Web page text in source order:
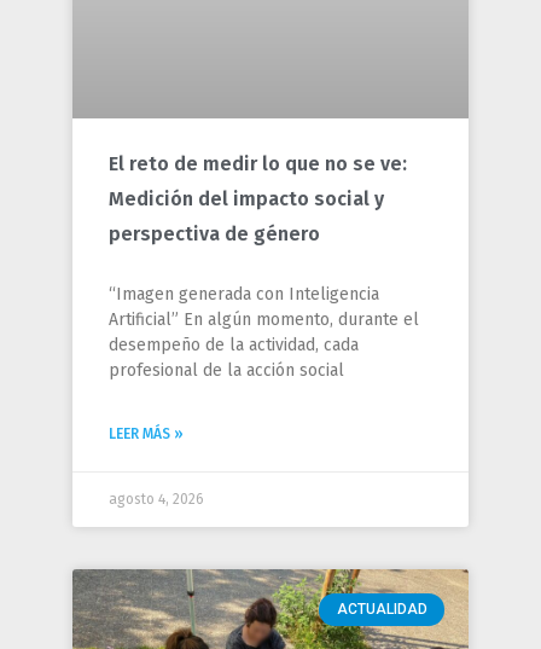
El reto de medir lo que no se ve:
Medición del impacto social y
perspectiva de género
“Imagen generada con Inteligencia
Artificial” En algún momento, durante el
desempeño de la actividad, cada
profesional de la acción social
LEER MÁS »
agosto 4, 2026
ACTUALIDAD